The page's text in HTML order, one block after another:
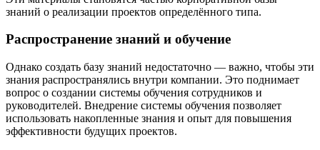
знаний о реализации проектов определённого типа.
Распространение знаний и обучение
Однако создать базу знаний недостаточно — важно, чтобы эти
знания распространялись внутри компании. Это поднимает
вопрос о создании системы обучения сотрудников и
руководителей. Внедрение системы обучения позволяет
использовать накопленные знания и опыт для повышения
эффективности будущих проектов.